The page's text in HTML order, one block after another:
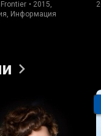
• 2015,
Информация